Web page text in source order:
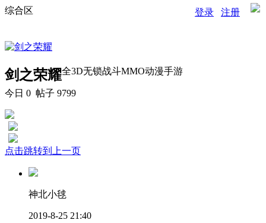
综合区 登录 注册
剑之荣耀全3D无锁战斗MMO动漫手游
今日 0 帖子 9799
点击跳转到上一页
神北小毬
2019-8-25 21:40